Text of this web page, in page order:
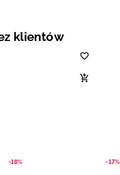
klientów
-18% -17%